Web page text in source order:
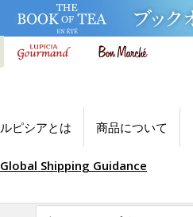
ルピシアとは 商品について
Global Shipping Guidance